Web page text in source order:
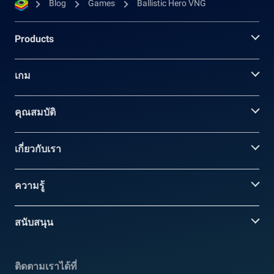
Blog Games Ballistic Hero VNG
Products
เกม
คุณสมบัติ
เกี่ยวกับเรา
ความรู้
สนับสนุน
ติดตามเราได้ที่